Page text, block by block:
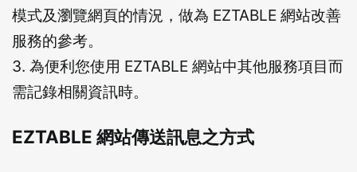
模式及瀏覽網頁的情況，做為 EZTABLE 網站改善
服務的參考。
3. 為便利您使用 EZTABLE 網站中其他服務項目而
需記錄相關資訊時。
EZTABLE 網站傳送訊息之方式